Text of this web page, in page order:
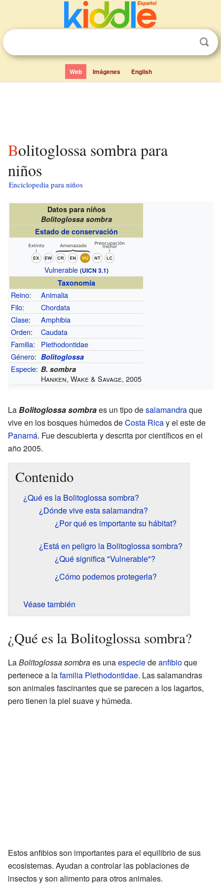
Web Imágenes English
Bolitoglossa sombra para
niños
Enciclopedia para niños
Datos para niños
Bolitoglossa sombra
Estado de conservación
Vulnerable (UICN 3.1)
Taxonomía
Reino:
Animalia
Filo:
Chordata
Clase:
Amphibia
Orden:
Caudata
Familia:
Plethodontidae
Género: Bolitoglossa
Especie: B. sombra
Hanken, Wake & Savage, 2005
LaBolitoglossa sombraes un tipo desalamandraque
vive en los bosques húmedos deCosta Ricay el este de
Panamá. Fue descubierta y descrita por científicos en el
año 2005.
Contenido
¿Qué es la Bolitoglossa sombra?
¿Dónde vive esta salamandra?
¿Por qué es importante su hábitat?
¿Está en peligro la Bolitoglossa sombra?
¿Qué significa "Vulnerable"?
¿Cómo podemos protegerla?
Véase también
¿Qué es la Bolitoglossa sombra?
LaBolitoglossa sombraes unaespeciedeanfibioque
pertenece a lafamilia Plethodontidae. Las salamandras
son animales fascinantes que se parecen a los lagartos,
pero tienen la piel suave y húmeda.
Estos anfibios son importantes para el equilibrio de sus
ecosistemas. Ayudan a controlar las poblaciones de
insectos y son alimento para otros animales.